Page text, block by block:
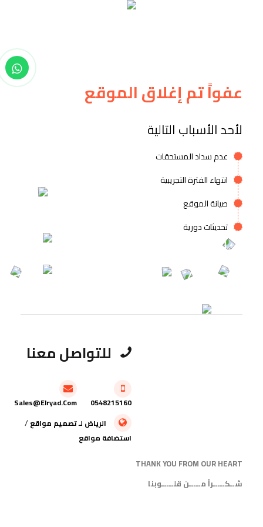
عفواً تم إغلاق الموقع
لأحد الأسباب التالية
عدم سداد المستحقات
انتهاء الفترة التجريبية
صيانة الموقع
تحديثات دورية
للتواصل معنا
0548215160
Sales@elryad.com
الرياض لـتصميم مواقع/
استضافة مواقع
THANK YOU FROM OUR HEART
شــكـــــراً مـــــن قلـــــوبنا